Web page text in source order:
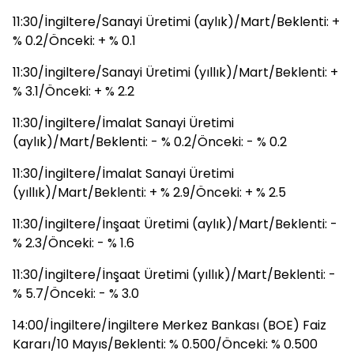
11:30/İngiltere/Sanayi Üretimi (aylık)/Mart/Beklenti: +
% 0.2/Önceki: + % 0.1
11:30/İngiltere/Sanayi Üretimi (yıllık)/Mart/Beklenti: +
% 3.1/Önceki: + % 2.2
11:30/İngiltere/İmalat Sanayi Üretimi
(aylık)/Mart/Beklenti: - % 0.2/Önceki: - % 0.2
11:30/İngiltere/İmalat Sanayi Üretimi
(yıllık)/Mart/Beklenti: + % 2.9/Önceki: + % 2.5
11:30/İngiltere/İnşaat Üretimi (aylık)/Mart/Beklenti: -
% 2.3/Önceki: - % 1.6
11:30/İngiltere/İnşaat Üretimi (yıllık)/Mart/Beklenti: -
% 5.7/Önceki: - % 3.0
14:00/İngiltere/İngiltere Merkez Bankası (BOE) Faiz
Kararı/10 Mayıs/Beklenti: % 0.500/Önceki: % 0.500